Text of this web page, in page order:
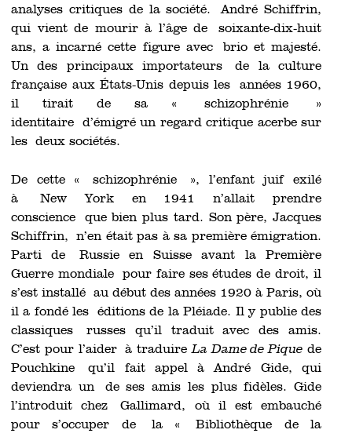
analyses critiques de la société. André Schiffrin,
qui vient de mourir à l’âge de soixante-dix-huit
ans, a incarné cette figure avec brio et majesté.
Un des principaux importateurs de la culture
française aux États-Unis depuis les années 1960,
il tirait de sa « schizophrénie »
identitaire d’émigré un regard critique acerbe sur
les deux sociétés.
De cette « schizophrénie », l’enfant juif exilé
à New York en 1941 n’allait prendre
conscience que bien plus tard. Son père, Jacques
Schiffrin, n’en était pas à sa première émigration.
Parti de Russie en Suisse avant la Première
Guerre mondiale pour faire ses études de droit, il
s’est installé au début des années 1920 à Paris, où
il a fondé les éditions de la Pléiade. Il y publie des
classiques russes qu’il traduit avec des amis.
C’est pour l’aider à traduireLa Dame de Pique de
Pouchkine qu’il fait appel à André Gide, qui
deviendra un de ses amis les plus fidèles. Gide
l’introduit chez Gallimard, où il est embauché
pour s’occuper de la « Bibliothèque de la